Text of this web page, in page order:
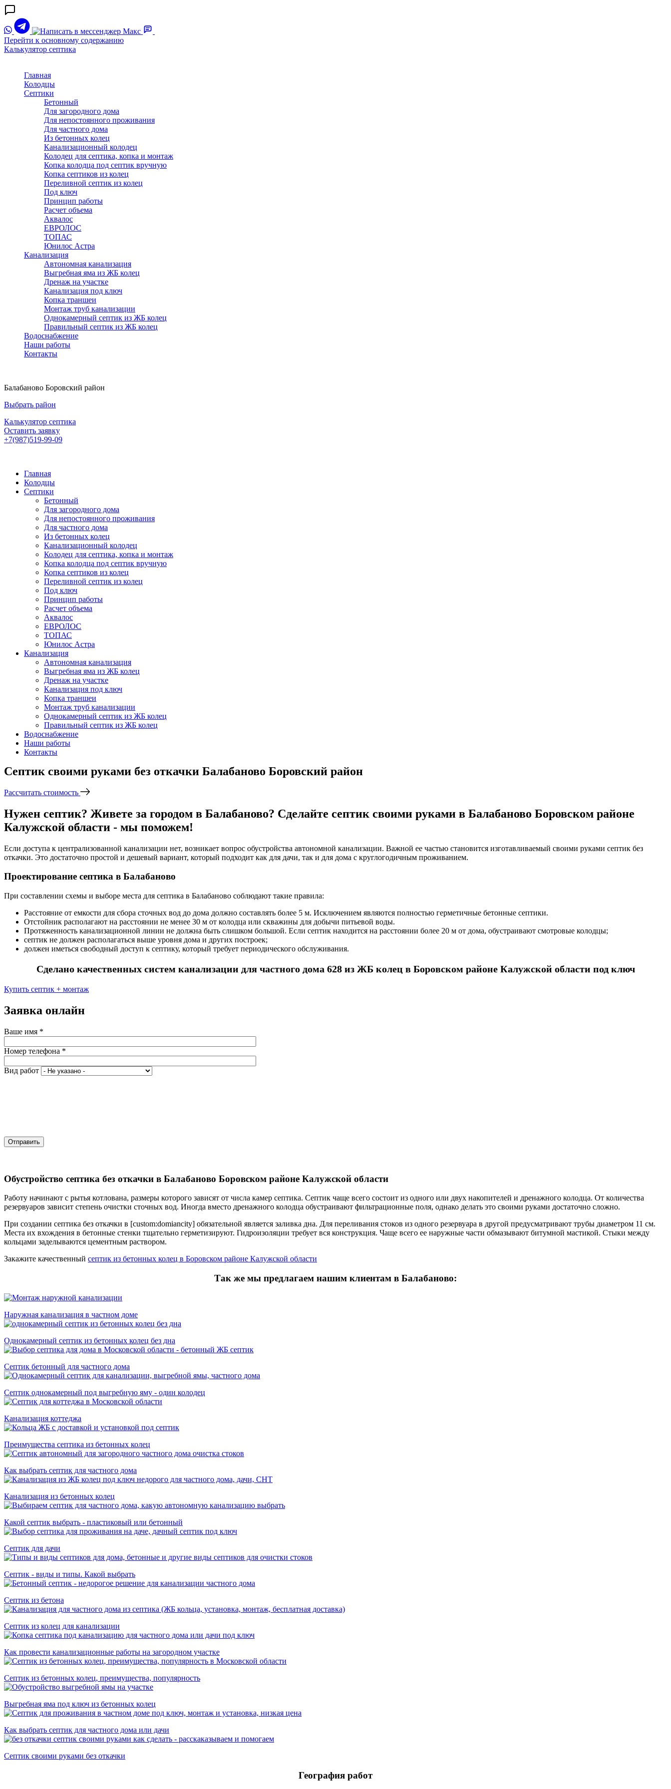
Перейти к основному содержанию
Калькулятор септика
Главная
Колодцы
Септики
Бетонный
Для загородного дома
Для непостоянного проживания
Для частного дома
Из бетонных колец
Канализационный колодец
Колодец для септика, копка и монтаж
Копка колодца под септик вручную
Копка септиков из колец
Переливной септик из колец
Под ключ
Принцип работы
Расчет объема
Аквалос
ЕВРОЛОС
ТОПАС
Юнилос Астра
Канализация
Автономная канализация
Выгребная яма из ЖБ колец
Дренаж на участке
Канализация под ключ
Копка траншеи
Монтаж труб канализации
Однокамерный септик из ЖБ колец
Правильный септик из ЖБ колец
Водоснабжение
Наши работы
Контакты
Балабаново Боровский район
Выбрать район
Калькулятор септика
Оставить заявку
+7(987)519-99-09
Главная
Колодцы
Септики
Бетонный
Для загородного дома
Для непостоянного проживания
Для частного дома
Из бетонных колец
Канализационный колодец
Колодец для септика, копка и монтаж
Копка колодца под септик вручную
Копка септиков из колец
Переливной септик из колец
Под ключ
Принцип работы
Расчет объема
Аквалос
ЕВРОЛОС
ТОПАС
Юнилос Астра
Канализация
Автономная канализация
Выгребная яма из ЖБ колец
Дренаж на участке
Канализация под ключ
Копка траншеи
Монтаж труб канализации
Однокамерный септик из ЖБ колец
Правильный септик из ЖБ колец
Водоснабжение
Наши работы
Контакты
Септик своими руками без откачки Балабаново Боровский район
Рассчитать стоимость
Нужен септик? Живете за городом в Балабаново? Сделайте септик своими руками в Балабаново Боровском районе
Калужской области - мы поможем!
Если доступа к централизованной канализации нет, возникает вопрос обустройства автономной канализации. Важной ее частью становится изготавливаемый своими руками септик без
откачки. Это достаточно простой и дешевый вариант, который подходит как для дачи, так и для дома с круглогодичным проживанием.
Проектирование септика в Балабаново
При составлении схемы и выборе места для септика в Балабаново соблюдают такие правила:
Расстояние от емкости для сбора сточных вод до дома должно составлять более 5 м. Исключением являются полностью герметичные бетонные септики.
Отстойник располагают на расстоянии не менее 30 м от колодца или скважины для добычи питьевой воды.
Протяженность канализационной линии не должна быть слишком большой. Если септик находится на расстоянии более 20 м от дома, обустраивают смотровые колодцы;
септик не должен располагаться выше уровня дома и других построек;
должен иметься свободный доступ к септику, который требует периодического обслуживания.
Сделано качественных систем канализации для частного дома 628 из ЖБ колец в Боровском районе Калужской области под ключ
Купить септик + монтаж
Заявка онлайн
Ваше имя *
Номер телефона *
Вид работ
Отправить
Обустройство септика без откачки в Балабаново Боровском районе Калужской области
Работу начинают с рытья котлована, размеры которого зависят от числа камер септика. Септик чаще всего состоит из одного или двух накопителей и дренажного колодца. От количества
резервуаров зависит степень очистки сточных вод. Иногда вместо дренажного колодца обустраивают фильтрационные поля, однако делать это своими руками достаточно сложно.
При создании септика без откачки в [custom:domiancity] обязательной является заливка дна. Для переливания стоков из одного резервуара в другой предусматривают трубы диаметром 11 см.
Места их вхождения в бетонные стенки тщательно герметизируют. Гидроизоляции требует вся конструкция. Чаще всего ее наружные части обмазывают битумной мастикой. Стыки между
кольцами заделываются цементным раствором.
Закажите качественный септик из бетонных колец в Боровском районе Калужской области
Так же мы предлагаем нашим клиентам в Балабаново:
Наружная канализация в частном доме
Однокамерный септик из бетонных колец без дна
Септик бетонный для частного дома
Септик однокамерный под выгребную яму - один колодец
Канализация коттеджа
Преимущества септика из бетонных колец
Как выбрать септик для частного дома
Канализация из бетонных колец
Какой септик выбрать - пластиковый или бетонный
Септик для дачи
Септик - виды и типы. Какой выбрать
Cептик из бетона
Септик из колец для канализации
Как провести канализационные работы на загородном участке
Септик из бетонных колец, преимущества, популярность
Выгребная яма под ключ из бетонных колец
Как выбрать септик для частного дома или дачи
Септик своими руками без откачки
География работ